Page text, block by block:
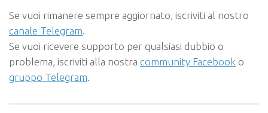
Se vuoi rimanere sempre aggiornato, iscriviti al nostro
canale Telegram.
Se vuoi ricevere supporto per qualsiasi dubbio o
problema, iscriviti alla nostra community Facebook o
gruppo Telegram.